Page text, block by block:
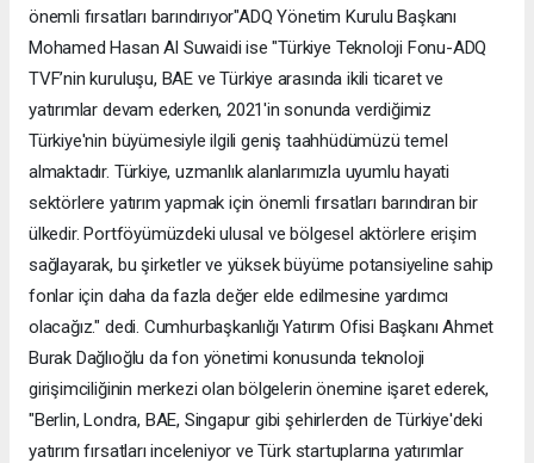
önemli fırsatları barındırıyor"ADQ Yönetim Kurulu Başkanı
Mohamed Hasan Al Suwaidi ise "Türkiye Teknoloji Fonu-ADQ
TVF’nin kuruluşu, BAE ve Türkiye arasında ikili ticaret ve
yatırımlar devam ederken, 2021'in sonunda verdiğimiz
Türkiye'nin büyümesiyle ilgili geniş taahhüdümüzü temel
almaktadır. Türkiye, uzmanlık alanlarımızla uyumlu hayati
sektörlere yatırım yapmak için önemli fırsatları barındıran bir
ülkedir. Portföyümüzdeki ulusal ve bölgesel aktörlere erişim
sağlayarak, bu şirketler ve yüksek büyüme potansiyeline sahip
fonlar için daha da fazla değer elde edilmesine yardımcı
olacağız." dedi. Cumhurbaşkanlığı Yatırım Ofisi Başkanı Ahmet
Burak Dağlıoğlu da fon yönetimi konusunda teknoloji
girişimciliğinin merkezi olan bölgelerin önemine işaret ederek,
"Berlin, Londra, BAE, Singapur gibi şehirlerden de Türkiye'deki
yatırım fırsatları inceleniyor ve Türk startuplarına yatırımlar